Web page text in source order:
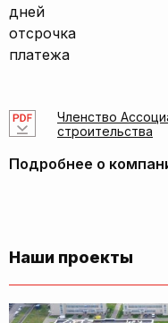
дней
отсрочка
платежа
Членство
строительства
Подробнее о
Наши проекты